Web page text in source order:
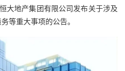
大地产集团有限公司发布关于涉及
等重大事项的公告。